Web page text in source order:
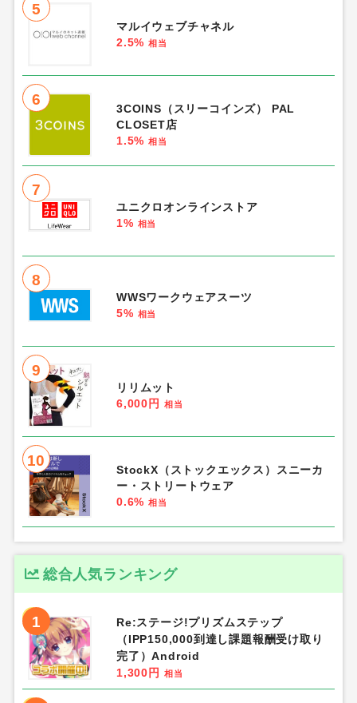
5
マルイウェブチャネル
2.5% 相当
6
3COINS（スリーコインズ） PAL
CLOSET店
1.5% 相当
7
ユニクロオンラインストア
1% 相当
8
WWSワークウェアスーツ
5% 相当
9
リリムット
6,000円
相当
10
StockX（ストックエックス）スニーカ
ー・ストリートウェア
0.6% 相当
総合人気ランキング
1
Re:ステージ!プリズムステップ
（IPP150,000到達し課題報酬受け取り
完了）Android
1,300円
相当